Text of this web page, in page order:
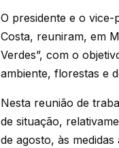
O presidente e o
Costa, reuniram, em
Verdes”, com o
ambiente, florestas e
Nesta reunião de
de situação,
de agosto, às